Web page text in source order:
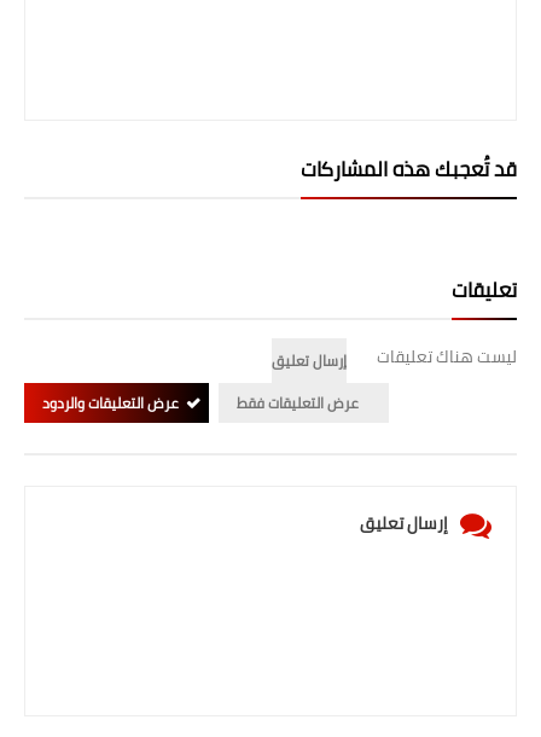
نتائج القبول المركزي
قد تُعجبك هذه المشاركات
تعليقات
ليست هناك تعليقات
إرسال تعليق
عرض التعليقات فقط
عرض التعليقات والردود
إرسال تعليق